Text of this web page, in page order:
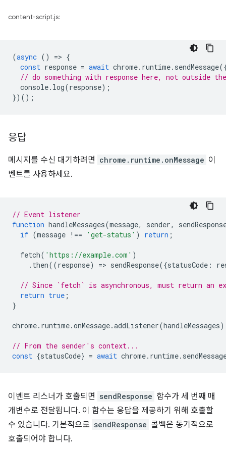
content-script.js:
(async () => {
const response = await chrome. runtime. sendMessage
// do something with response here, not outside
console. log(response);
})();
응답
메시지를 수신 대기하려면 chrome.runtime.onMessage 이
벤트를 사용하세요.
// Event listener
function handleMessages(message, sender,
if (message !== 'get-status' ) return ;
fetch( 'https://example.com' )
. then((response) => sendResponse({statusCode :
// Since `fetch` is asynchronous, must return an
return true ;
}
chrome. runtime.onMessage.addListener(handleMessages
// From the sender's context...
const {statusCode} = await chrome. runtime.
이벤트 리스너가 호출되면 sendResponse 함수가 세 번째 매
개변수로 전달됩니다. 이 함수는 응답을 제공하기 위해 호출할
수 있습니다. 기본적으로 sendResponse 콜백은 동기적으로
호출되어야 합니다.